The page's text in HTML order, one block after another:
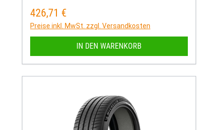
Regulärer Preis:
426,71 €
Preise inkl. MwSt. zzgl. Versandkosten
IN DEN WARENKORB